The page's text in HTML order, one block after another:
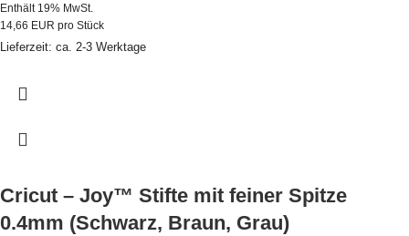
Enthält 19% MwSt.
14,66 EUR pro Stück
Lieferzeit: ca. 2-3 Werktage
Cricut – Joy™ Stifte mit feiner Spitze
0.4mm (Schwarz, Braun, Grau)